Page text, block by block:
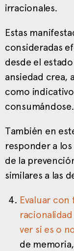
irracionales.
Estas
consideradas
desde el
ansiedad crea,
como
consumándose.
También en
responder a
de la
similares a las
Evaluar
ver si es o
de